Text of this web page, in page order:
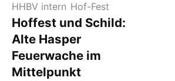
HHBV intern Hof-Fest
Hoffest und Schild:
Alte Hasper
Feuerwache im
Mittelpunkt